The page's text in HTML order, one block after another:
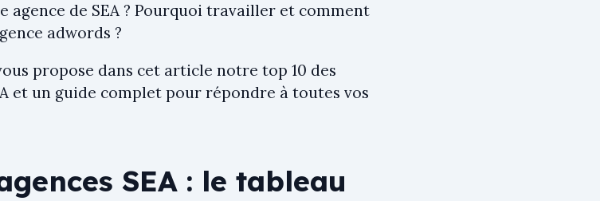
agence de SEA ? Pourquoi travailler et comment
adwords ?
propose dans cet article notre top 10 des
et un guide complet pour répondre à toutes vos
SEA : le tableau